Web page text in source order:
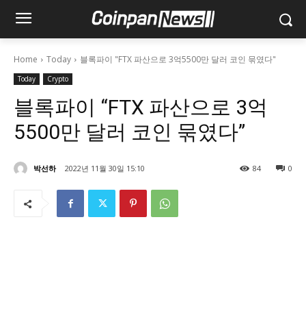
Home Today 블록파이 "FTX 파산으로 3억5500만 달러 코인 묶였다"
Today Crypto
블록파이 “FTX 파산으로 3억
5500만 달러 코인 묶였다”
박선하 2022년 11월 30일 15:10 0
84